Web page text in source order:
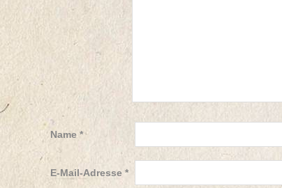
Name *
E-Mail-Adresse *